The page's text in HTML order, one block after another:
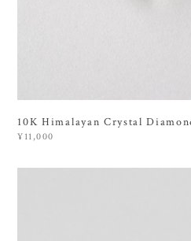
10K Himalayan Crystal
¥11,000